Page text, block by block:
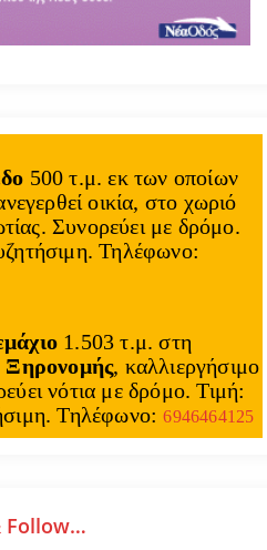
500 τ.μ. εκ των οποίων
οικία, στο χωριό
Συνορεύει με δρόμο.
Τηλέφωνο:
1.503 τ.μ. στη
Ξηρονομής, καλλιεργήσιμο
νότια με δρόμο. Τιμή:
Τηλέφωνο:6946464125
Follow…